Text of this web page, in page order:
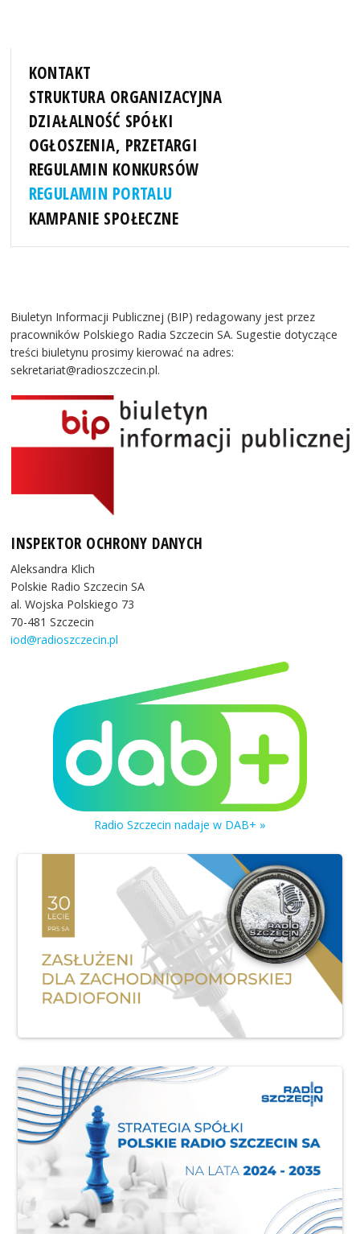
KONTAKT
STRUKTURA ORGANIZACYJNA
DZIAŁALNOŚĆ SPÓŁKI
OGŁOSZENIA, PRZETARGI
REGULAMIN KONKURSÓW
REGULAMIN PORTALU
KAMPANIE SPOŁECZNE
Biuletyn Informacji Publicznej (BIP) redagowany jest przez
pracowników Polskiego Radia Szczecin SA. Sugestie dotyczące
treści biuletynu prosimy kierować na adres:
sekretariat@radioszczecin.pl.
INSPEKTOR OCHRONY DANYCH
Aleksandra Klich
Polskie Radio Szczecin SA
al. Wojska Polskiego 73
70-481 Szczecin
iod@radioszczecin.pl
Radio Szczecin nadaje w DAB+ »